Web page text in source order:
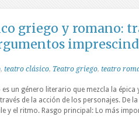
griego y romano:
, teatro clásico, Teatro griego, teatro
un género literario que mezcla la épica
de la acción de los personajes. De
y el ritmo. Rasgo principal: Lo más